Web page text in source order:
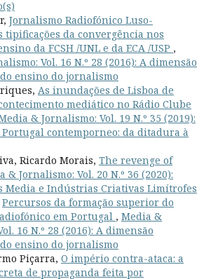
Jornalismo Radiofónico Luso-
tipificações da convergência nos
da FCSH /UNL e da ECA /USP ,
Vol. 16 N.º 28 (2016): A dimensão
ensino do jornalismo
As inundações de Lisboa de
mediático no Rádio Clube
& Jornalismo: Vol. 19 N.º 35 (2019):
Portugal contemporneo: da ditadura à
Ricardo Morais, The revenge of
& Jornalismo: Vol. 20 N.º 36 (2020):
Media e Indústrias Criativas Limítrofes
Percursos da formação superior do
em Portugal , Media &
16 N.º 28 (2016): A dimensão
ensino do jornalismo
Piçarra, O império contra-ataca: a
de propaganda feita por